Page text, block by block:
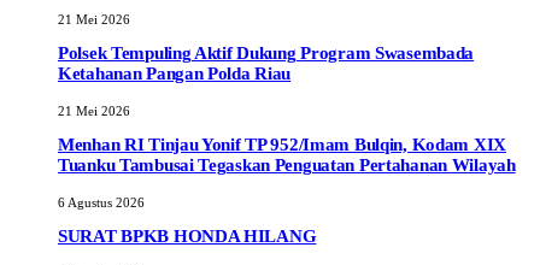
21 Mei 2026
Polsek Tempuling Aktif Dukung Program Swasembada
Ketahanan Pangan Polda Riau
21 Mei 2026
Menhan RI Tinjau Yonif TP 952/Imam Bulqin, Kodam XIX
Tuanku Tambusai Tegaskan Penguatan Pertahanan Wilayah
6 Agustus 2026
SURAT BPKB HONDA HILANG